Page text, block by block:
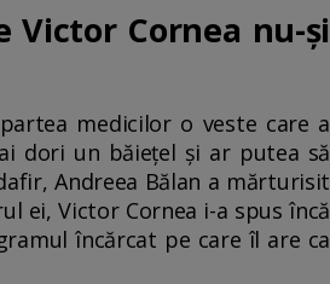
Cornea nu-și
medicilor o veste care a
dori un băiețel și ar putea să
Andreea Bălan a mărturisit
ei, Victor Cornea i-a spus încă
încărcat pe care îl are ca